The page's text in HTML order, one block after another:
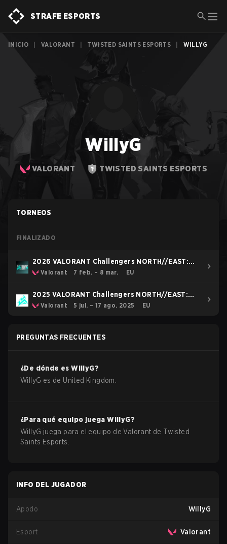
STRAFE ESPORTS
INICIO VALORANT TWISTED SAINTS ESPORTS WILLYG
WillyG
VALORANT TWISTED SAINTS ESPORTS
TORNEOS
FINALIZADO
2026 VALORANT Challengers NORTH//EAST:
Stage 1
Valorant 7 feb. – 8 mar. EU
2025 VALORANT Challengers NORTH//EAST:
Stage 3
Valorant 5 jul. – 17 ago. 2025 EU
PREGUNTAS FRECUENTES
¿De dónde esWillyG?
WillyG es de United Kingdom
¿Para qué equipo juegaWillyG?
WillyG juega para el equipo deValorant de Twisted
Saints Esports
INFO DEL JUGADOR
Apodo WillyG
Esport Valorant